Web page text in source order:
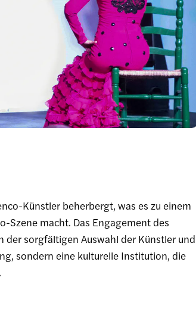
Künstler beherbergt, was es zu einem
Szene macht. Das Engagement des
der sorgfältigen Auswahl der Künstler und
sondern eine kulturelle Institution, die